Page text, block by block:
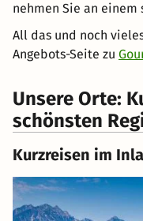
nehmen Sie an
All das und noch
Angebots-Seite zu
Unsere Orte:
schönsten
Kurzreisen im